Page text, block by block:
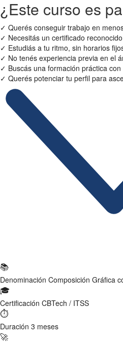
¿Este curso es
✓ Querés conseguir trabajo en
✓ Necesitás un certificado
✓ Estudiás a tu ritmo, sin horarios
✓ No tenés experiencia previa en el
✓ Buscás una formación práctica
✓ Querés potenciar tu perfil para
📚
Denominación Composición Gráfica
🎓
Certificación CBTech / ITSS
⏱
Duración 3 meses
🚀